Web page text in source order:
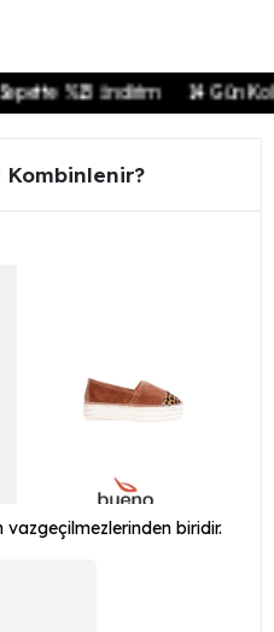
%15 İndirim 14 Gün Kolay
Kombinlenir?
vazgeçilmezlerinden biridir.